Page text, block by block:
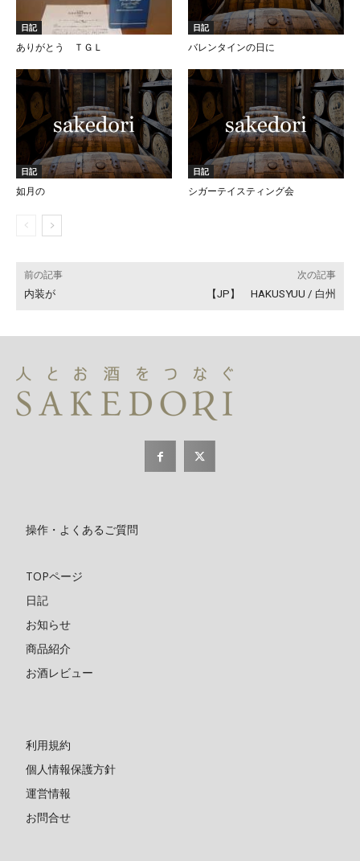
日記
ありがとう ＴＧＬ
日記
バレンタインの日に
日記
如月の
日記
シガーテイスティング会
前の記事
内装が
次の記事
【JP】 HAKUSYUU / 白州
操作・よくあるご質問
TOPページ
日記
お知らせ
商品紹介
お酒レビュー
利用規約
個人情報保護方針
運営情報
お問合せ